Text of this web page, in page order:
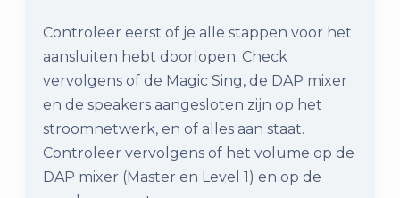
Controleer eerst of je alle stappen voor het
aansluiten hebt doorlopen. Check
vervolgens of de Magic Sing, de DAP mixer
en de speakers aangesloten zijn op het
stroomnetwerk, en of alles aan staat.
Controleer vervolgens of het volume op de
DAP mixer (Master en Level 1) en op de